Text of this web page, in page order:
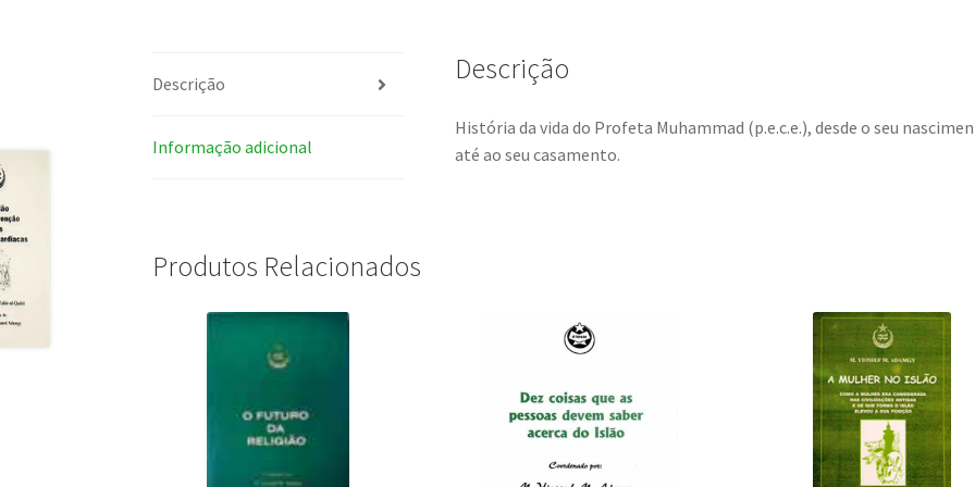
parte
Descrição
Informação adicional
Descrição
História da vida do Profeta Muhammad (p.e.c.e.), desde o seu
até ao seu casamento.
Produtos Relacionados